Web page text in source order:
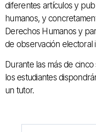
diferentes artículos y
humanos, y
Derechos Humanos y
de observación electoral
Durante las más de
los estudiantes
un tutor.